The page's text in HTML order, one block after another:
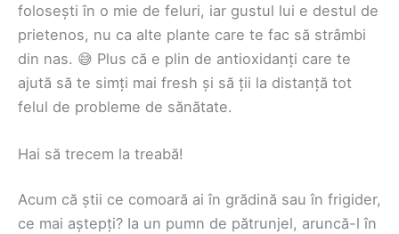
folosești în o mie de feluri, iar gustul lui e destul de
prietenos, nu ca alte plante care te fac să strâmbi
din nas. 😅 Plus că e plin de antioxidanți care te
ajută să te simți mai fresh și să ții la distanță tot
felul de probleme de sănătate.
Hai să trecem la treabă!
Acum că știi ce comoară ai în grădină sau în frigider,
ce mai aștepți? Ia un pumn de pătrunjel, aruncă-l în